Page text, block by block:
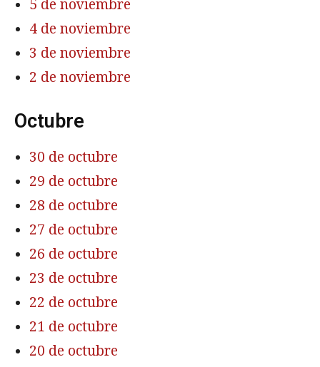
5 de noviembre
4 de noviembre
3 de noviembre
2 de noviembre
Octubre
30 de octubre
29 de octubre
28 de octubre
27 de octubre
26 de octubre
23 de octubre
22 de octubre
21 de octubre
20 de octubre